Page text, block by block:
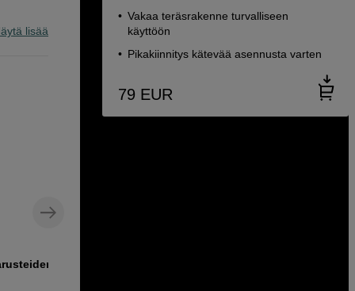
lisää
Vakaa teräsrakenne turvalliseen
käyttöön
Pikakiinnitys kätevää asennusta varten
79 EUR